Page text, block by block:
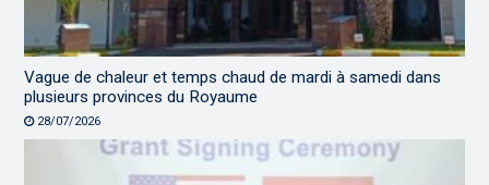
Vague de chaleur et temps chaud de mardi à samedi dans
plusieurs provinces du Royaume
28/07/2026